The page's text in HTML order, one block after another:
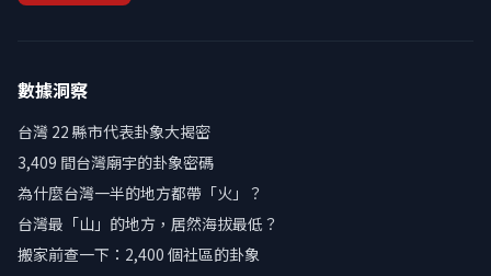
數據洞察
台灣 22 縣市代表卦象大揭密
3,409 間台灣廟宇的卦象密碼
為什麼台灣一半的地方都帶「火」？
台灣最「山」的地方，居然海拔最低？
搬家前查一下：2,400 個社區的卦象